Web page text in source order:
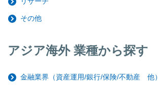
その他
アジア海外 業種から探す
金融業界（資産運用/銀行/保険/不動産 他）